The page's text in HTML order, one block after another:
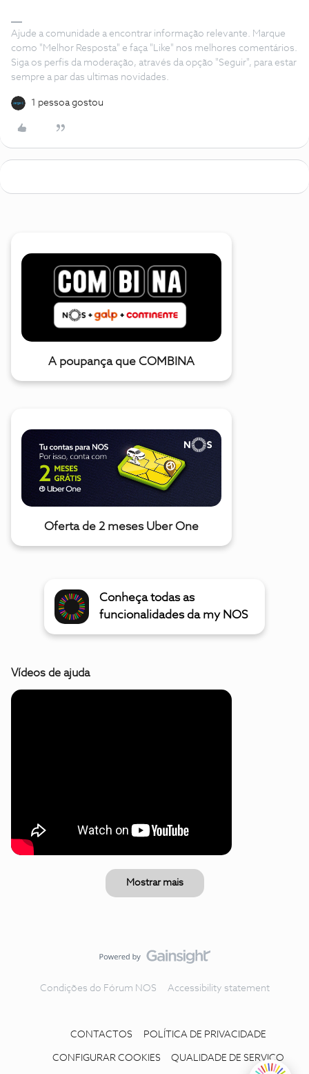
Ajude a comunidade a encontrar informação relevante. Marque
como "Melhor Resposta" e faça "Like" nos melhores comentários.
Siga os perfis da moderação, através da opção "Seguir", para estar
sempre a par das ultimas novidades.
1 pessoa gostou
A poupança que COMBINA
Oferta de 2 meses Uber One
Conheça todas as
funcionalidades da my NOS
Vídeos de ajuda
Mostrar mais
Condições do Fórum NOS Accessibility statement
CONTACTOS POLÍTICA DE PRIVACIDADE
CONFIGURAR COOKIES QUALIDADE DE SERVIÇO